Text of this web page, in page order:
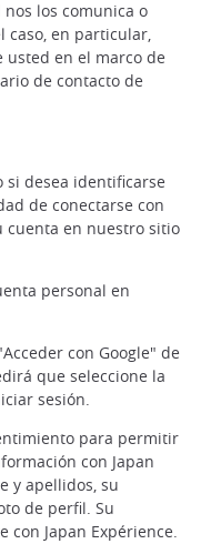
nos los comunica o
caso, en particular,
en el marco de
de contacto de
si desea identificarse
de conectarse con
cuenta en nuestro sitio
personal en
con Google" de
que seleccione la
sesión.
para permitir
con Japan
y apellidos, su
de perfil. Su
con Japan Expérience.